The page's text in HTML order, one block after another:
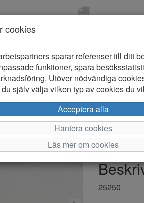
Varumärke:
25250
cookies
sparar referenser till ditt
funktioner, spara
Utöver nödvändiga
själv välja vilken typ av cookies du
Acceptera alla
Hantera cookies
Läs mer om cookies